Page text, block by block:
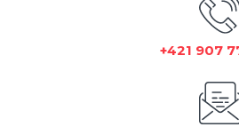
+421 907